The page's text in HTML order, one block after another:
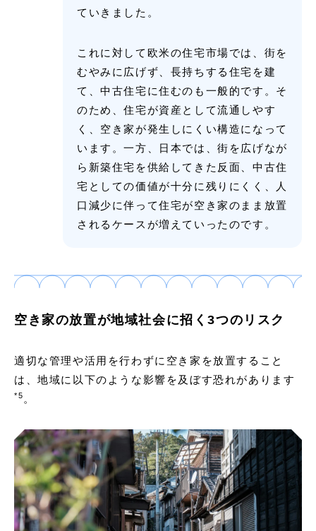
ていきました。
これに対して欧米の住宅市場では、街を
むやみに広げず、長持ちする住宅を建
て、中古住宅に住むのも一般的です。そ
のため、住宅が資産として流通しやす
く、空き家が発生しにくい構造になって
います。一方、日本では、街を広げなが
ら新築住宅を供給してきた反面、中古住
宅としての価値が十分に残りにくく、人
口減少に伴って住宅が空き家のまま放置
されるケースが増えていったのです。
空き家の放置が地域社会に招く3つのリスク
適切な管理や活用を行わずに空き家を放置すること
は、地域に以下のような影響を及ぼす恐れがあります
*5 。